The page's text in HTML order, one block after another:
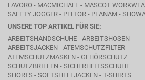
LAVORO - MACMICHAEL - MASCOT
SAFETY JOGGER - PELTOR - PLANAM -
UNSERE TOP ARTIKEL FÜR SIE:
ARBEITSHANDSCHUHE - ARBEITSHOSEN
ARBEITSJACKEN - ATEMSCHUTZFILTER
ATEMSCHUTZMASKEN - GEHÖRSCHUTZ
SCHUTZBRILLEN - SICHERHEITSSCHUHE
SHORTS - SOFTSHELLJACKEN - T-SHIRTS